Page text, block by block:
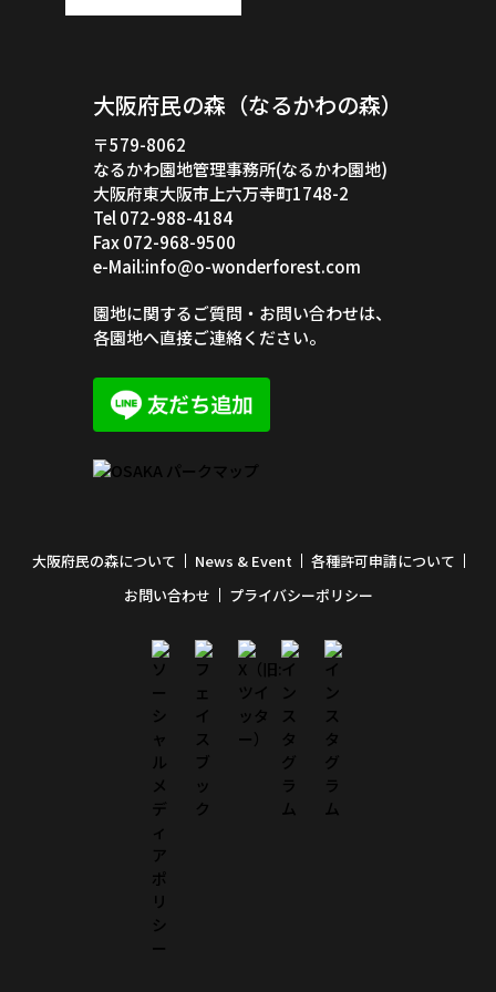
大阪府民の森（なるかわの森）
〒579-8062
なるかわ園地管理事務所(なるかわ園地)
大阪府東大阪市上六万寺町1748-2
Tel 072-988-4184
Fax 072-968-9500
e-Mail:info@o-wonderforest.com
園地に関するご質問・お問い合わせは、
各園地へ直接ご連絡ください。
大阪府民の森について News & Event
各種許可申請について
お問い合わせ
プライバシーポリシー